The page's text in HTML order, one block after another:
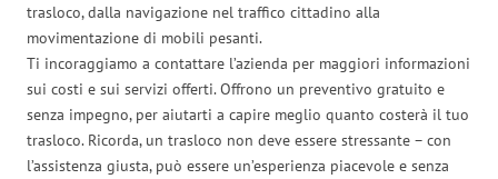
trasloco, dalla navigazione nel traffico cittadino alla
movimentazione di mobili pesanti.
Ti incoraggiamo a contattare l’azienda per maggiori informazioni
sui costi e sui servizi offerti. Offrono un preventivo gratuito e
senza impegno, per aiutarti a capire meglio quanto costerà il tuo
trasloco. Ricorda, un trasloco non deve essere stressante – con
l’assistenza giusta, può essere un’esperienza piacevole e senza